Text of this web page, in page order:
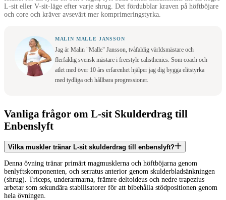
L-sit eller V-sit-läge efter varje shrug. Det fördubblar kraven på höftböjare
och core och kräver avsevärt mer komprimeringstyrka.
MALIN MALLE JANSSON
Jag är Malin "Malle" Jansson, tvåfaldig världsmästare och
flerfaldig svensk mästare i freestyle calisthenics. Som coach och
atlet med över 10 års erfarenhet hjälper jag dig bygga elitstyrka
med tydliga och hållbara progressioner.
Vanliga frågor om L-sit Skulderdrag till
Enbenslyft
Vilka muskler tränar L-sit skulderdrag till enbenslyft?
Denna övning tränar primärt magmusklerna och höftböjarna genom
benlyftskomponenten, och serratus anterior genom skulderbladsänkningen
(shrug). Triceps, underarmarna, främre deltoideus och nedre trapezius
arbetar som sekundära stabilisatorer för att bibehålla stödpositionen genom
hela övningen.